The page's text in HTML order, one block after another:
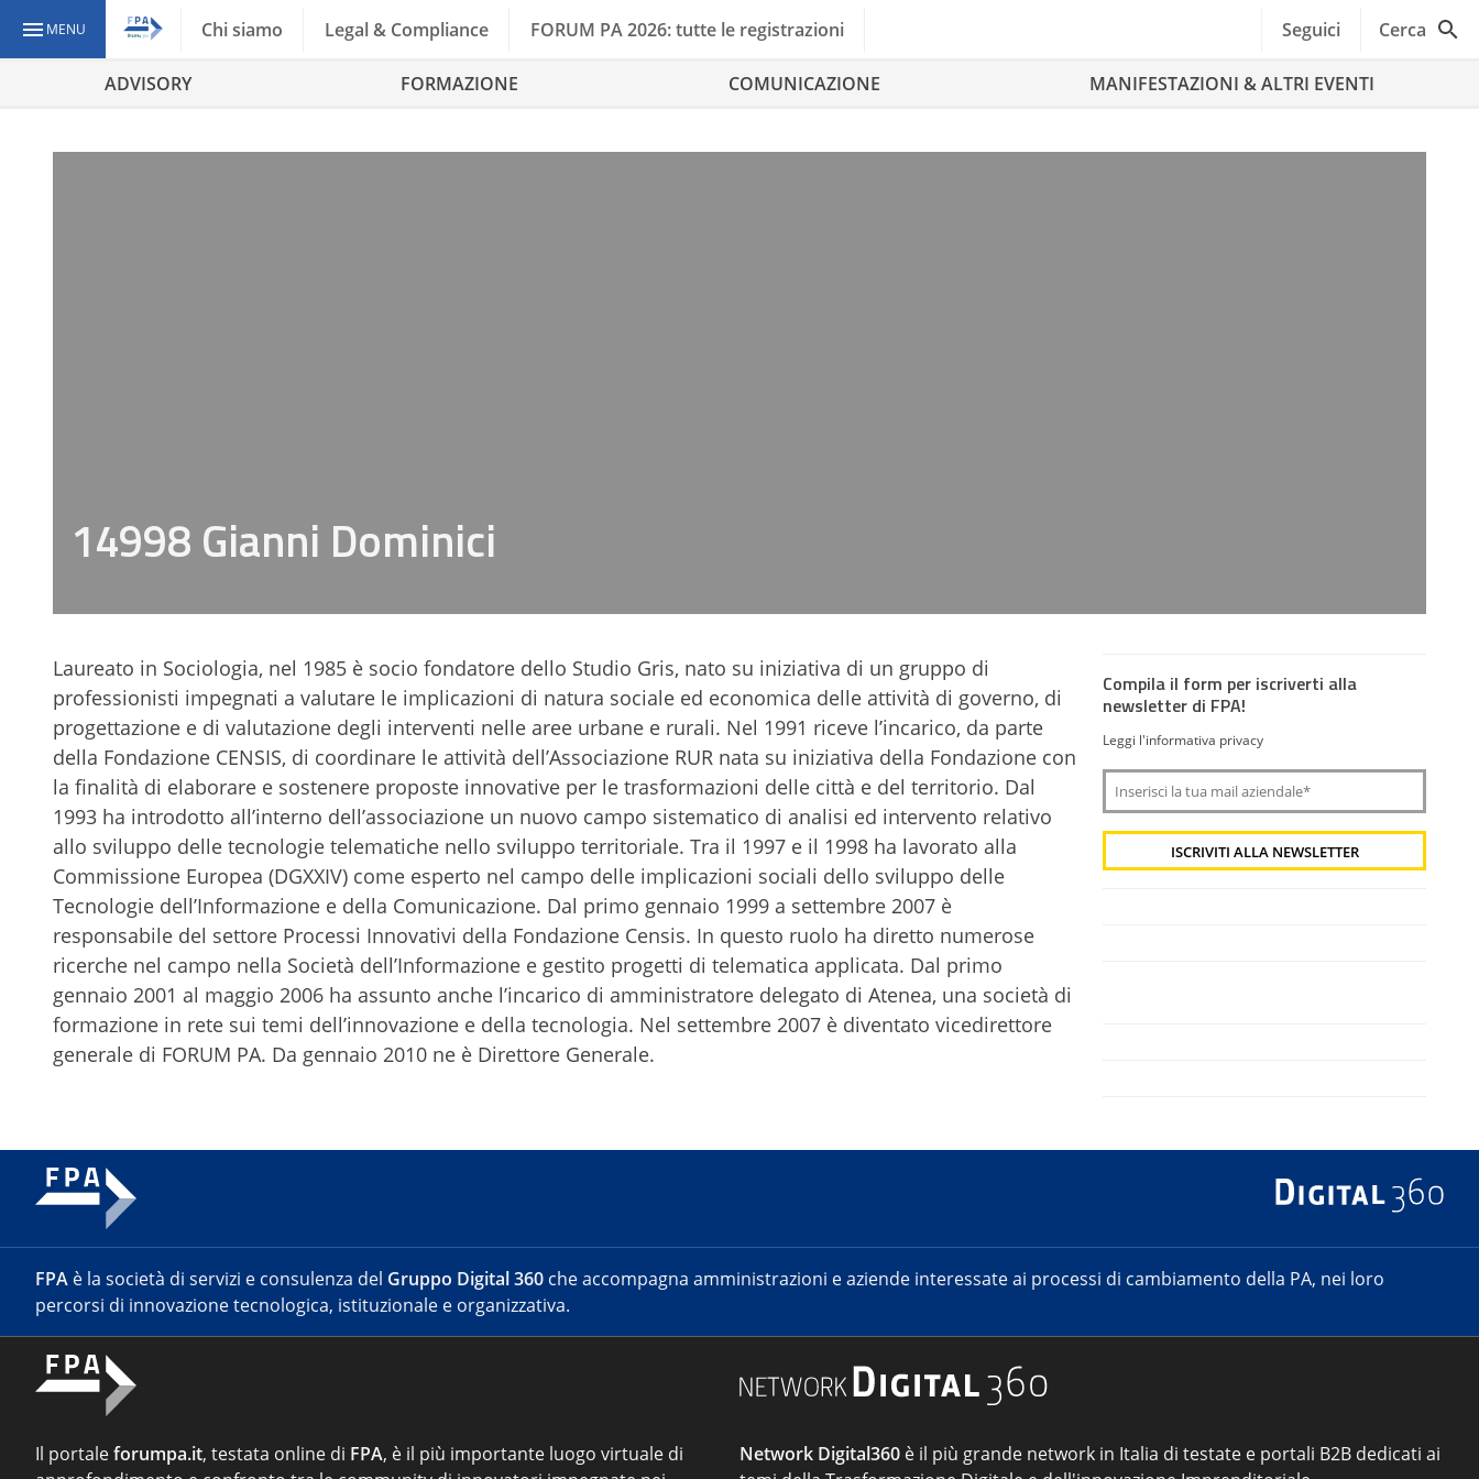
MENU Chi siamo Legal & Compliance FORUM PA 2026: tutte le registrazioni Seguici Cerca
ADVISORY FORMAZIONE COMUNICAZIONE MANIFESTAZIONI & ALTRI EVENTI
14998 Gianni Dominici
Laureato in Sociologia, nel 1985 è socio fondatore dello Studio Gris, nato su iniziativa di un gruppo di
professionisti impegnati a valutare le implicazioni di natura sociale ed economica delle attività di governo, di
progettazione e di valutazione degli interventi nelle aree urbane e rurali. Nel 1991 riceve l’incarico, da parte
della Fondazione CENSIS, di coordinare le attività dell’Associazione RUR nata su iniziativa della Fondazione con
la finalità di elaborare e sostenere proposte innovative per le trasformazioni delle città e del territorio. Dal
1993 ha introdotto all’interno dell’associazione un nuovo campo sistematico di analisi ed intervento relativo
allo sviluppo delle tecnologie telematiche nello sviluppo territoriale. Tra il 1997 e il 1998 ha lavorato alla
Commissione Europea (DGXXIV) come esperto nel campo delle implicazioni sociali dello sviluppo delle
Tecnologie dell’Informazione e della Comunicazione. Dal primo gennaio 1999 a settembre 2007 è
responsabile del settore Processi Innovativi della Fondazione Censis. In questo ruolo ha diretto numerose
ricerche nel campo nella Società dell’Informazione e gestito progetti di telematica applicata. Dal primo
gennaio 2001 al maggio 2006 ha assunto anche l’incarico di amministratore delegato di Atenea, una società di
formazione in rete sui temi dell’innovazione e della tecnologia. Nel settembre 2007 è diventato vicedirettore
generale di FORUM PA. Da gennaio 2010 ne è Direttore Generale.
Compila il form per iscriverti alla
newsletter di FPA!
Leggi l'informativa privacy
FPA è la società di servizi e consulenza del Gruppo Digital 360 che accompagna amministrazioni e aziende interessate ai processi di cambiamento della PA, nei loro
percorsi di innovazione tecnologica, istituzionale e organizzativa.
Il portaleforumpa.it, testata online di FPA, è il più importante luogo virtuale di
Network Digital360 è il più grande network in Italia di testate e portali B2B dedicati ai